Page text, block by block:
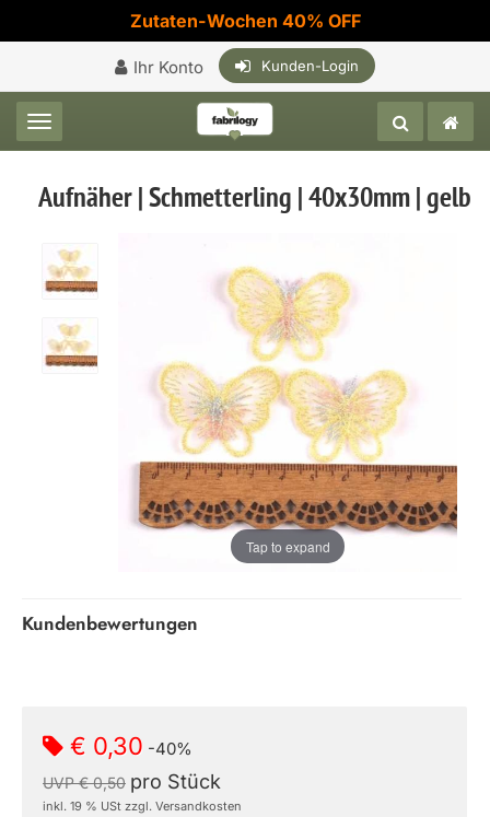
Zutaten-Wochen 40% OFF
Ihr Konto Kunden-Login
Toggle navigation
Aufnäher | Schmetterling | 40x30mm | gelb
Tap to expand
Kundenbewertungen
€ 0,30 -40%
UVP € 0,50 pro Stück
inkl. 19 % USt zzgl. Versandkosten